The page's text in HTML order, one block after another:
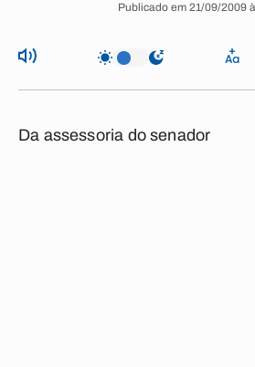
Publicado em 21/09/2009
Da assessoria do senador